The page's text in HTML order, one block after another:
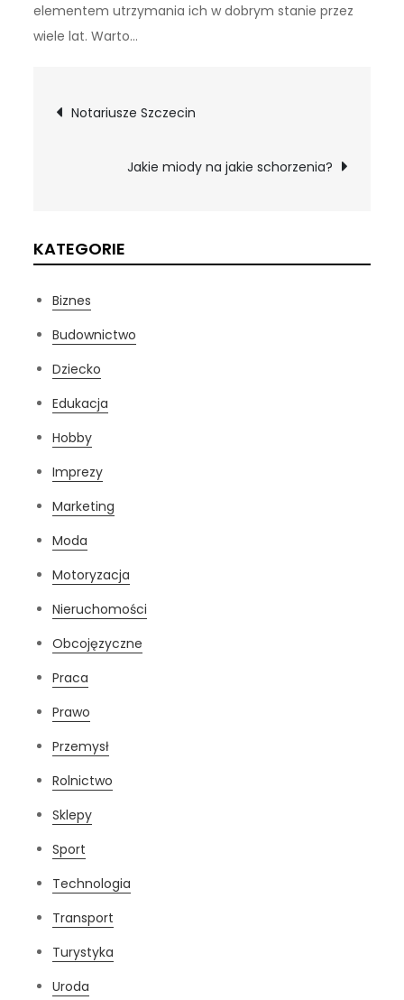
elementem utrzymania ich w dobrym stanie przez
wiele lat. Warto…
Nawigacja
wpisu
Notariusze Szczecin
Jakie miody na jakie schorzenia?
KATEGORIE
Biznes
Budownictwo
Dziecko
Edukacja
Hobby
Imprezy
Marketing
Moda
Motoryzacja
Nieruchomości
Obcojęzyczne
Praca
Prawo
Przemysł
Rolnictwo
Sklepy
Sport
Technologia
Transport
Turystyka
Uroda